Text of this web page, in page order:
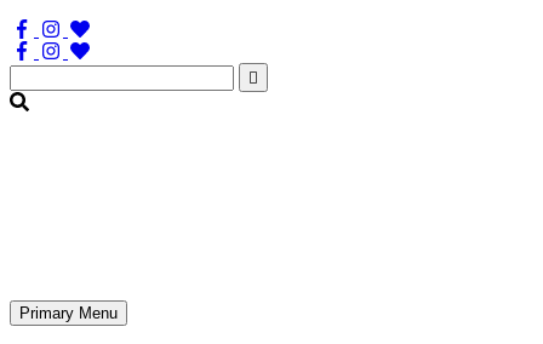
Søg
efter:
Primary Menu